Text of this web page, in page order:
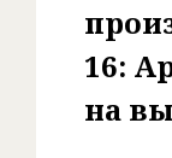
16:
на